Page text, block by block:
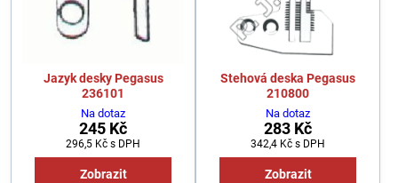
Jazyk desky Pegasus
236101
Na dotaz
245 Kč
296,5 Kč s DPH
Zobrazit
Stehová deska Pegasus
210800
Na dotaz
283 Kč
342,4 Kč s DPH
Zobrazit